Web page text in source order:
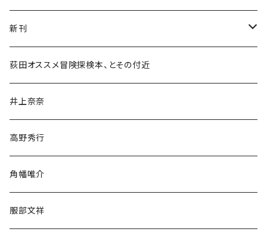
新刊
和書
文学・小説・物語
随筆・ノンフィクション・その他
荻田オススメ冒険探検本、とその付近
井上奈奈
高野秀行
角幡唯介
服部文祥